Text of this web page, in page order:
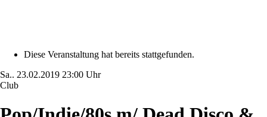
Diese Veranstaltung hat bereits stattgefunden.
Sa.. 23.02.2019 23:00 Uhr
Club